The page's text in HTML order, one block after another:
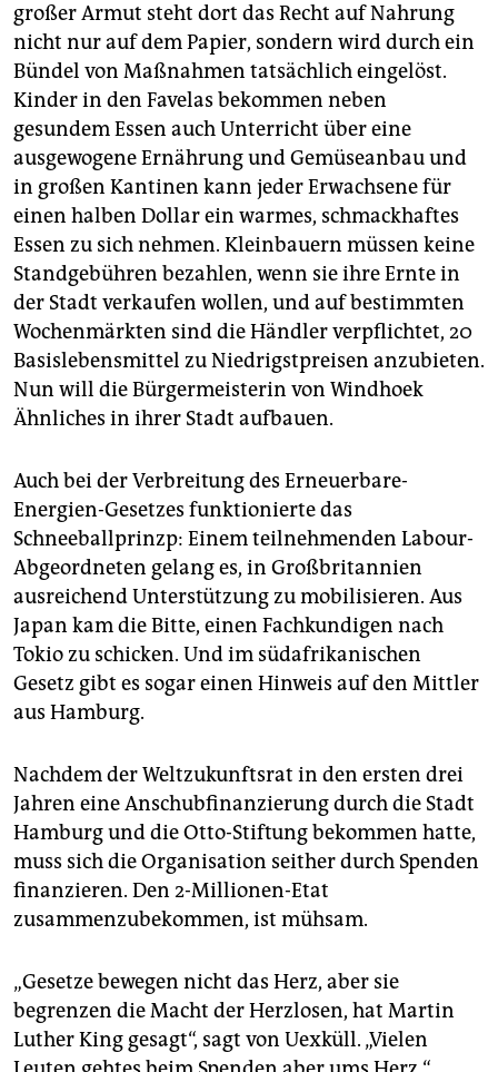
großer Armut steht dort das Recht auf Nahrung
nicht nur auf dem Papier, sondern wird durch ein
Bündel von Maßnahmen tatsächlich eingelöst.
Kinder in den Favelas bekommen neben
gesundem Essen auch Unterricht über eine
ausgewogene Ernährung und Gemüseanbau und
in großen Kantinen kann jeder Erwachsene für
einen halben Dollar ein warmes, schmackhaftes
Essen zu sich nehmen. Kleinbauern müssen keine
Standgebühren bezahlen, wenn sie ihre Ernte in
der Stadt verkaufen wollen, und auf bestimmten
Wochenmärkten sind die Händler verpflichtet, 20
Basislebensmittel zu Niedrigstpreisen anzubieten.
Nun will die Bürgermeisterin von Windhoek
Ähnliches in ihrer Stadt aufbauen.
Auch bei der Verbreitung des Erneuerbare-
Energien-Gesetzes funktionierte das
Schneeballprinzp: Einem teilnehmenden Labour-
Abgeordneten gelang es, in Großbritannien
ausreichend Unterstützung zu mobilisieren. Aus
Japan kam die Bitte, einen Fachkundigen nach
Tokio zu schicken. Und im südafrikanischen
Gesetz gibt es sogar einen Hinweis auf den Mittler
aus Hamburg.
Nachdem der Weltzukunftsrat in den ersten drei
Jahren eine Anschubfinanzierung durch die Stadt
Hamburg und die Otto-Stiftung bekommen hatte,
muss sich die Organisation seither durch Spenden
finanzieren. Den 2-Millionen-Etat
zusammenzubekommen, ist mühsam.
„Gesetze bewegen nicht das Herz, aber sie
begrenzen die Macht der Herzlosen, hat Martin
Luther King gesagt“, sagt von Uexküll. „Vielen